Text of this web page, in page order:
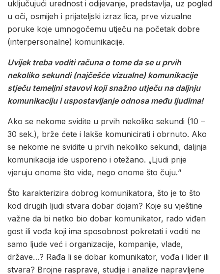
uključujući urednost i odijevanje, predstavlja, uz pogled
u oči, osmijeh i prijateljski izraz lica, prve vizualne
poruke koje umnogočemu utječu na početak dobre
(interpersonalne) komunikacije.
Uvijek treba voditi računa o tome da se u prvih
nekoliko sekundi (najčešće vizualne) komunikacije
stječu temeljni stavovi koji snažno utječu na daljnju
komunikaciju i uspostavljanje odnosa među ljudima!
Ako se nekome svidite u prvih nekoliko sekundi (10 –
30 sek.), brže ćete i lakše komunicirati i obrnuto. Ako
se nekome ne svidite u prvih nekoliko sekundi, daljnja
komunikacija ide usporeno i otežano. „Ljudi prije
vjeruju onome što vide, nego onome što čuju.“
Što karakterizira dobrog komunikatora, što je to što
kod drugih ljudi stvara dobar dojam? Koje su vještine
važne da bi netko bio dobar komunikator, rado viđen
gost ili vođa koji ima sposobnost pokretati i voditi ne
samo ljude već i organizacije, kompanije, vlade,
države…? Rađa li se dobar komunikator, vođa i lider ili
stvara? Brojne rasprave, studije i analize napravljene